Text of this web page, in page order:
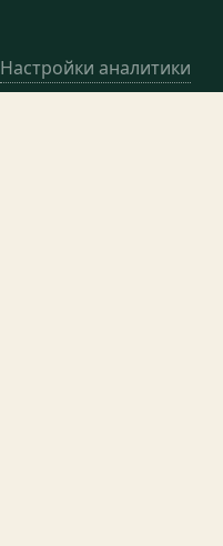
Настройки аналитики